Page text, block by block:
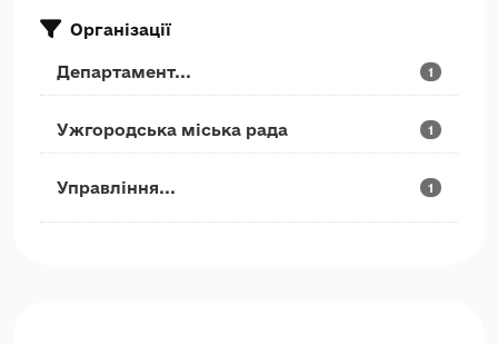
Організації
Департамент... 1
Ужгородська міська рада 1
Управління... 1